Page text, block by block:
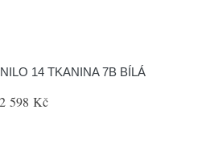
14 TKANINA 7B BÍLÁ
2 598 Kč